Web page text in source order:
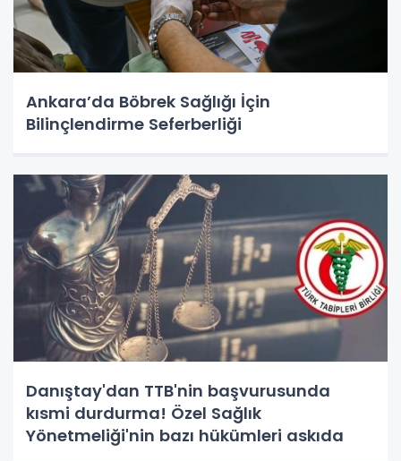
Ankara’da Böbrek Sağlığı İçin
Bilinçlendirme Seferberliği
Danıştay'dan TTB'nin başvurusunda
kısmi durdurma! Özel Sağlık
Yönetmeliği'nin bazı hükümleri askıda